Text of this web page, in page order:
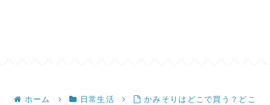
ホーム 日常生活
かみそりはどこで買う？どこ